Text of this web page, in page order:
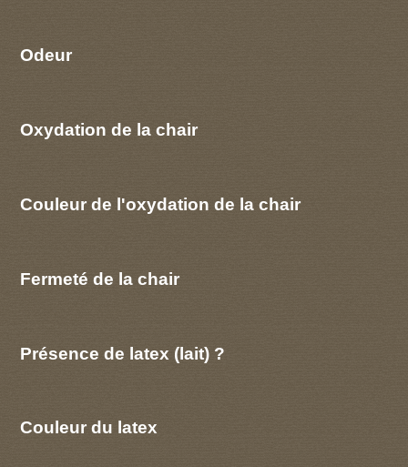
Odeur
Oxydation de la chair
Couleur de l'oxydation de la chair
Fermeté de la chair
Présence de latex (lait) ?
Couleur du latex